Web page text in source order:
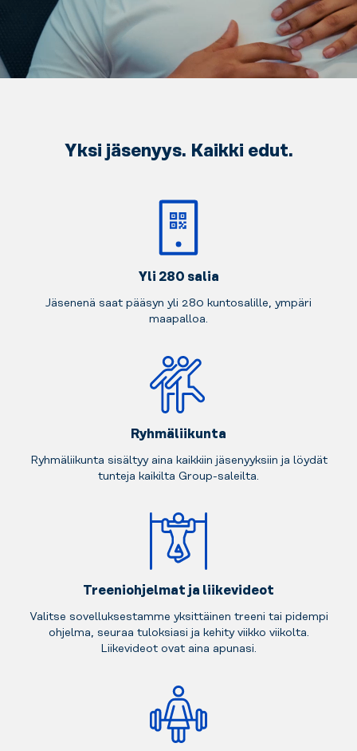
Yksi jäsenyys. Kaikki edut.
Yli 280 salia
Jäsenenä saat pääsyn yli 280 kuntosalille, ympäri
maapalloa.
Ryhmäliikunta
Ryhmäliikunta sisältyy aina kaikkiin jäsenyyksiin ja löydät
tunteja kaikilta Group-saleilta.
Treeniohjelmat ja liikevideot
Valitse sovelluksestamme yksittäinen treeni tai pidempi
ohjelma, seuraa tuloksiasi ja kehity viikko viikolta.
Liikevideot ovat aina apunasi.